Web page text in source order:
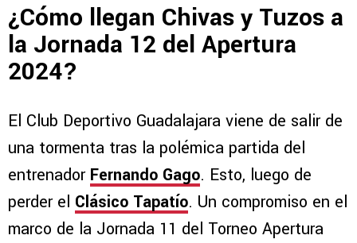
¿Cómo llegan Chivas y Tuzos a
la Jornada 12 del Apertura
2024?
El Club Deportivo Guadalajara viene de salir de
una tormenta tras la polémica partida del
entrenador Fernando Gago. Esto, luego de
perder el Clásico Tapatío. Un compromiso en el
marco de la Jornada 11 del Torneo Apertura